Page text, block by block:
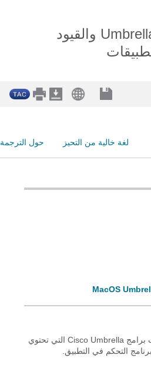
فهم تثبيت برامج Umbrella والقيود
لغة خالية من التحيز
حول الترجمة
يصف هذا المستند عمليات تثبيت برامج Cisco Umbrella التي تحتوي
التحكم في التطبيق.